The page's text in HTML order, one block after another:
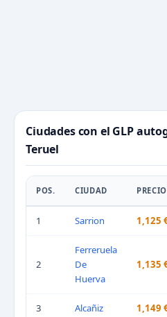
Ciudades con el GLP
Teruel
POS. CIUDAD
1 Sarrion 1,125
2
Ferreruela
De
Huerva
1,135
3 Alcañiz 1,149